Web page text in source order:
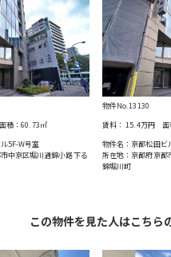
積：60.73㎡
5F-W号室
中京区堀川通錦小路下る
物件No.13130
賃料：15.4万円面
物件名：京都松田ビ
所在地：京都府京都
錦堀川町
この物件を見た人はこちら